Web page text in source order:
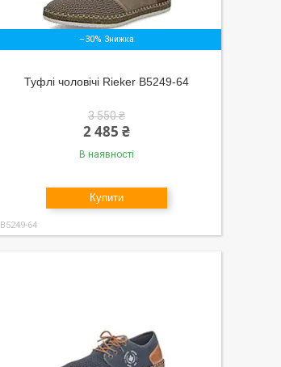
–30%
Туфлі чоловічі Rieker B5249-64
3 550 ₴
2 485 ₴
В наявності
Купити
B5249-64